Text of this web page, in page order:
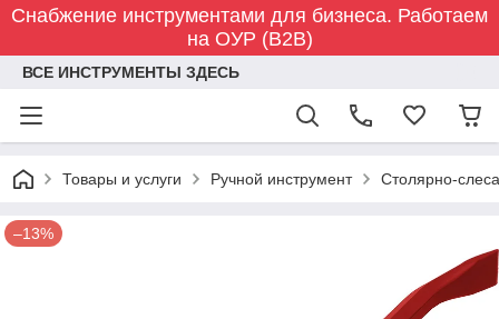
Снабжение инструментами для бизнеса. Работаем
на ОУР (B2B)
ВСЕ ИНСТРУМЕНТЫ ЗДЕСЬ
Товары и услуги Ручной инструмент Столярно-
–13%